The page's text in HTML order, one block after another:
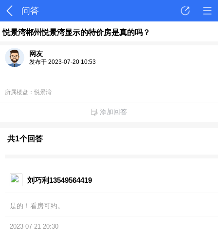
问答
悦景湾郴州悦景湾显示的特价房是真的吗？
网友
发布于 2023-07-20 10:53
所属楼盘：悦景湾
添加回答
共1个回答
刘巧利13549564419
是的！看房可约。
2023-07-21 20:30